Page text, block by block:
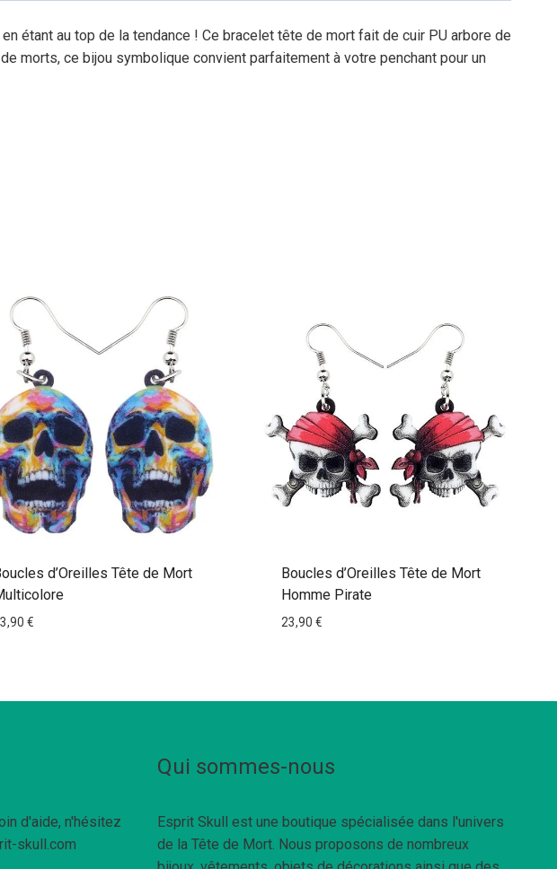
étant au top de la tendance ! Ce bracelet tête de mort fait de cuir PU arbore de
morts, ce bijou symbolique convient parfaitement à votre penchant pour un
d’Oreilles Tête de Mort
€
Boucles d’Oreilles Tête de Mort
Homme Pirate
23,90 €
d'aide, n'hésitez
skull.com
Qui sommes-nous
Esprit Skull est une boutique spécialisée dans l'univers
de la Tête de Mort. Nous proposons de nombreux